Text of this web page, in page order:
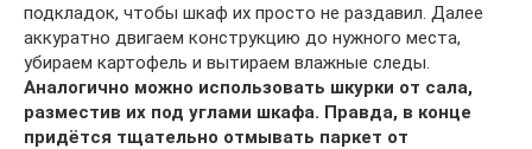
подкладок, чтобы шкаф их просто не раздавил. Далее
аккуратно двигаем конструкцию до нужного места,
убираем картофель и вытираем влажные следы.
Аналогично можно использовать шкурки от сала,
разместив их под углами шкафа. Правда, в конце
придётся тщательно отмывать паркет от